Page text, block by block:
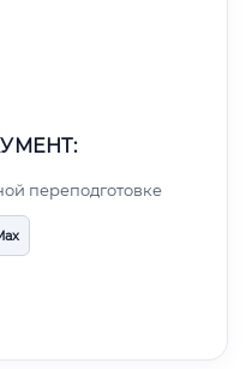
переподготовке